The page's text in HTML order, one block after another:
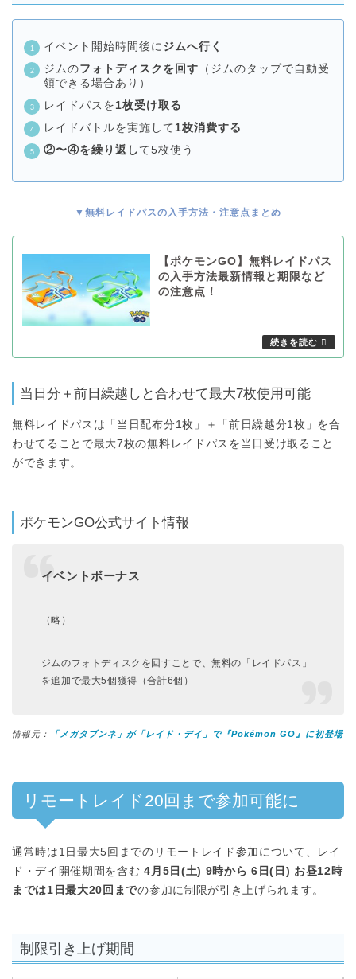
イベント開始時間後に ジムへ行く
ジムのフォトディスクを回す （ジムのタップで自動受
領できる場合あり）
レイドパスを 1枚受け取る
レイドバトルを実施して 1枚消費する
②〜④を繰り返し て5枚使う
▼無料レイドパスの入手方法・注意点まとめ
【ポケモンGO】無料レイドパス
の入手方法最新情報と期限など
の注意点！
当日分＋前日繰越しと合わせて最大7枚使用可能
無料レイドパスは「当日配布分1枚」＋「前日繰越分1枚」を合
わせてることで最大7枚の無料レイドパスを当日受け取ること
ができます。
ポケモンGO公式サイト情報
イベントボーナス
（略）
ジムのフォトディスクを回すことで、無料の「レイドパス」
を追加で最大5個獲得（合計6個）
情報元： 「メガタブンネ」が「レイド・デイ」で『Pokémon GO』に初登場
リモートレイド20回まで参加可能に
通常時は1日最大5回までのリモートレイド参加について、レイ
ド・デイ開催期間を含む4月5日(土) 9時から 6日(日) お昼12時
までは1日最大20回までの参加に制限が引き上げられます。
制限引き上げ期間